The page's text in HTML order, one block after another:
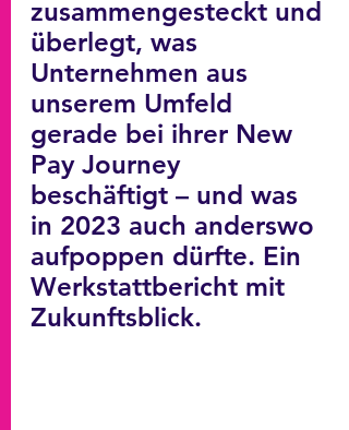
zusammengesteckt und
überlegt, was
Unternehmen aus
unserem Umfeld
gerade bei ihrer New
Pay Journey
beschäftigt – und was
in 2023 auch anderswo
aufpoppen dürfte. Ein
Werkstattbericht mit
Zukunftsblick.